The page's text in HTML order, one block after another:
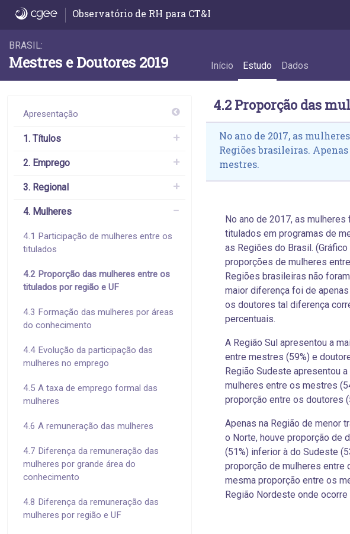
4.2 Proporção das mulheres entre os titulados por
Observatório de RH para CT&I
BRASIL:
Mestres e Doutores 2019 Início Estudo Dados
Apresentação
1. Títulos
2. Emprego
3. Regional
4. Mulheres
4.1 Participação de mulheres entre os
titulados
4.2 Proporção das mulheres entre os
titulados por região e UF
4.3 Formação das mulheres por áreas
do conhecimento
4.4 Evolução da participação das
mulheres no emprego
4.5 A taxa de emprego formal das
mulheres
4.6 A remuneração das mulheres
4.7 Diferença da remuneração das
mulheres por grande área do
conhecimento
4.8 Diferença da remuneração das
mulheres por região e UF
4.2 Proporção das
No ano de 2017, as
Regiões brasileiras.
mestres.
No ano de 2017, as
titulados em programas de
as Regiões do Brasil.
proporções de mulheres
Regiões brasileiras não
maior diferença foi de
os doutores tal diferença
percentuais.
A Região Sul apresentou a
entre mestres (59%) e
Região Sudeste apresentou
mulheres entre os mestres
proporção entre os doutores
Apenas na Região de menor
o Norte, houve proporção de
(51%) inferior à do Sudeste
proporção de mulheres entre
mesma proporção entre os
Região Nordeste onde ocorre